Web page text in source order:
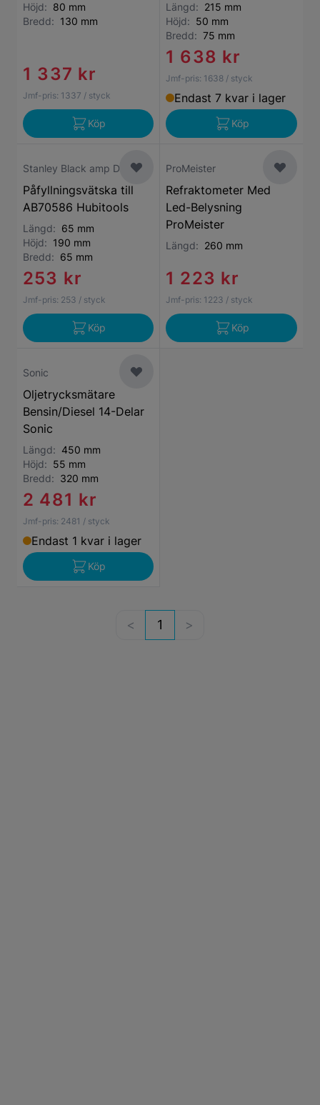
Höjd: 80 mm
Bredd: 130 mm
1 337 kr
Jmf-pris: 1337 / styck
Köp
Längd: 215 mm
Höjd: 50 mm
Bredd: 75 mm
1 638 kr
Jmf-pris: 1638 / styck
Endast 7 kvar i lager
Köp
Stanley Black amp Decker
Påfyllningsvätska till
AB70586 Hubitools
Längd: 65 mm
Höjd: 190 mm
Bredd: 65 mm
253 kr
Jmf-pris: 253 / styck
Köp
ProMeister
Refraktometer Med
Led-Belysning
ProMeister
Längd: 260 mm
1 223 kr
Jmf-pris: 1223 / styck
Köp
Sonic
Oljetrycksmätare
Bensin/Diesel 14-Delar
Sonic
Längd: 450 mm
Höjd: 55 mm
Bredd: 320 mm
2 481 kr
Jmf-pris: 2481 / styck
Endast 1 kvar i lager
Köp
1